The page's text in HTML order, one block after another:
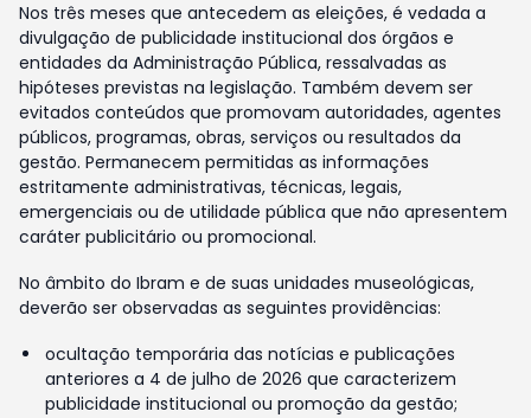
Nos três meses que antecedem as eleições, é vedada a
divulgação de publicidade institucional dos órgãos e
entidades da Administração Pública, ressalvadas as
hipóteses previstas na legislação. Também devem ser
evitados conteúdos que promovam autoridades, agentes
públicos, programas, obras, serviços ou resultados da
gestão. Permanecem permitidas as informações
estritamente administrativas, técnicas, legais,
emergenciais ou de utilidade pública que não apresentem
caráter publicitário ou promocional.
No âmbito do Ibram e de suas unidades museológicas,
deverão ser observadas as seguintes providências:
ocultação temporária das notícias e publicações
anteriores a 4 de julho de 2026 que caracterizem
publicidade institucional ou promoção da gestão;